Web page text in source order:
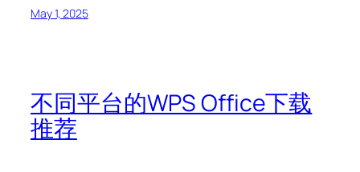
May 1, 2025
不同平台的WPS Office下载
推荐